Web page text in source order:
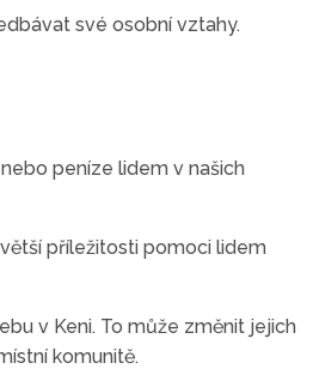
své osobní vztahy.
peníze lidem v našich
příležitosti pomoci lidem
v Keni. To může změnit jejich
komunitě.